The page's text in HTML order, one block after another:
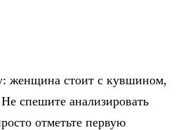
женщина стоит с кувшином,
спешите анализировать
отметьте первую